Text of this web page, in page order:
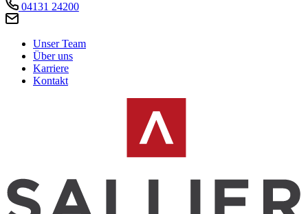
04131 24200
Unser Team
Über uns
Karriere
Kontakt